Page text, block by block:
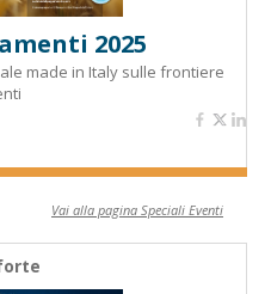
2025
made in Italy sulle frontiere
Vai alla pagina Speciali Eventi